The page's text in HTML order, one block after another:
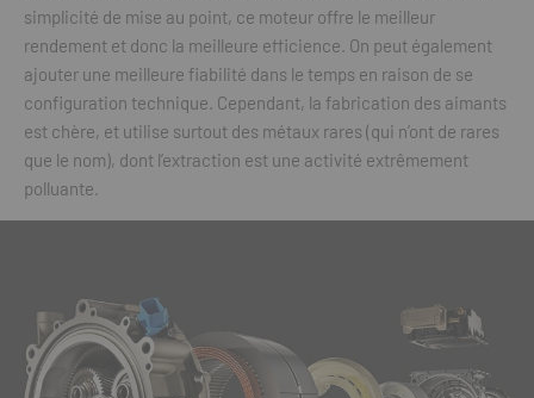
simplicité de mise au point, ce moteur offre le meilleur
rendement et donc la meilleure efficience. On peut également
ajouter une meilleure fiabilité dans le temps en raison de se
configuration technique. Cependant, la fabrication des aimants
est chère, et utilise surtout des métaux rares (qui n’ont de rares
que le nom), dont l’extraction est une activité extrêmement
polluante.